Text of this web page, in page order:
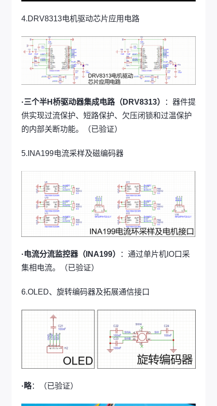
4.DRV8313电机驱动芯片应用电路
·三个半H桥驱动器集成电路（DRV8313）
：器件提
供实现过流保护、短路保护、欠压闭锁和过温保护
的内部关断功能。（已验证）
5.INA199电流采样及磁编码器
·电流分流监控器（INA199）
：通过单片机IO口采
集相电流。（已验证）
6.OLED、旋转编码器及拓展通信接口
·略：（已验证）